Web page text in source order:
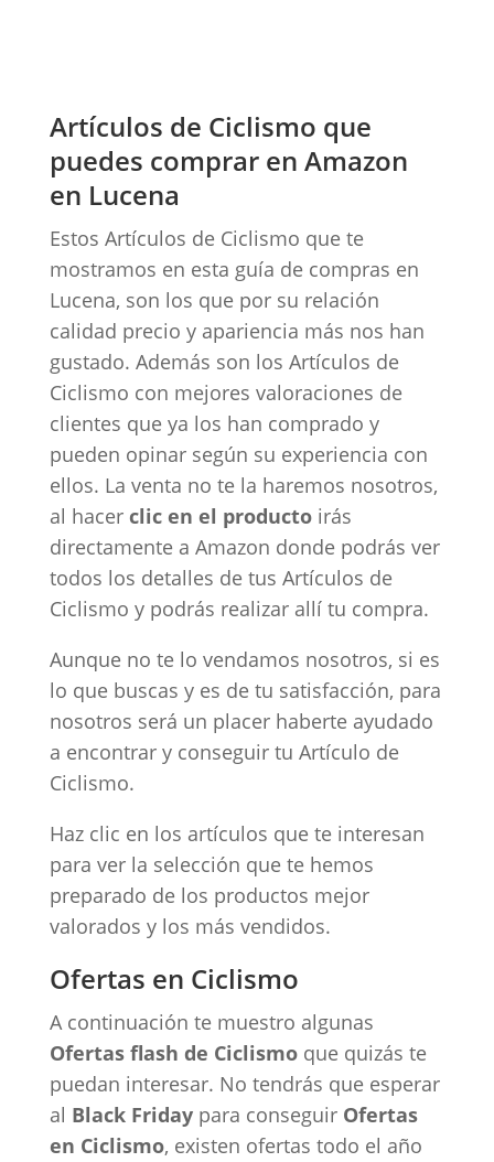
Artículos de Ciclismo que
puedes comprar en Amazon
en Lucena
Estos Artículos de Ciclismo que te
mostramos en esta guía de compras en
Lucena, son los que por su relación
calidad precio y apariencia más nos han
gustado. Además son los Artículos de
Ciclismo con mejores valoraciones de
clientes que ya los han comprado y
pueden opinar según su experiencia con
ellos. La venta no te la haremos nosotros,
al hacer clic en el productoirás
directamente a Amazon donde podrás ver
todos los detalles de tus Artículos de
Ciclismo y podrás realizar allí tu compra.
Aunque no te lo vendamos nosotros, si es
lo que buscas y es de tu satisfacción, para
nosotros será un placer haberte ayudado
a encontrar y conseguir tu Artículo de
Ciclismo.
Haz clic en los artículos que te interesan
para ver la selección que te hemos
preparado de los productos mejor
valorados y los más vendidos.
Ofertas en Ciclismo
A continuación te muestro algunas
Ofertas flash de Ciclismoque quizás te
puedan interesar. No tendrás que esperar
al Black Fridaypara conseguir Ofertas
en Ciclismo, existen ofertas todo el año